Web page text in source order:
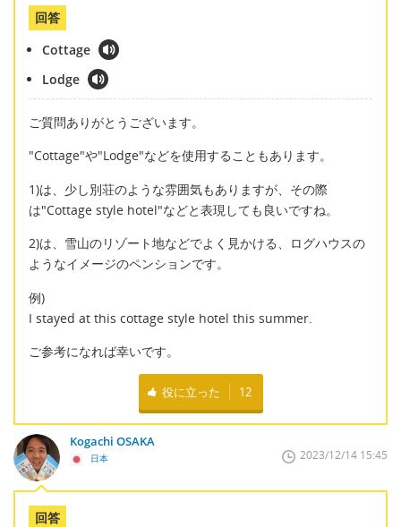
回答
Cottage
Lodge
ご質問ありがとうございます。
"Cottage"や"Lodge"などを使用することもあります。
1)は、少し別荘のような雰囲気もありますが、その際
は"Cottage style hotel"などと表現しても良いですね。
2)は、雪山のリゾート地などでよく見かける、ログハウスの
ようなイメージのペンションです。
例)
I stayed at this cottage style hotel this summer.
ご参考になれば幸いです。
役に立った 12
Kogachi OSAKA
日本 2023/12/14 15:45
回答